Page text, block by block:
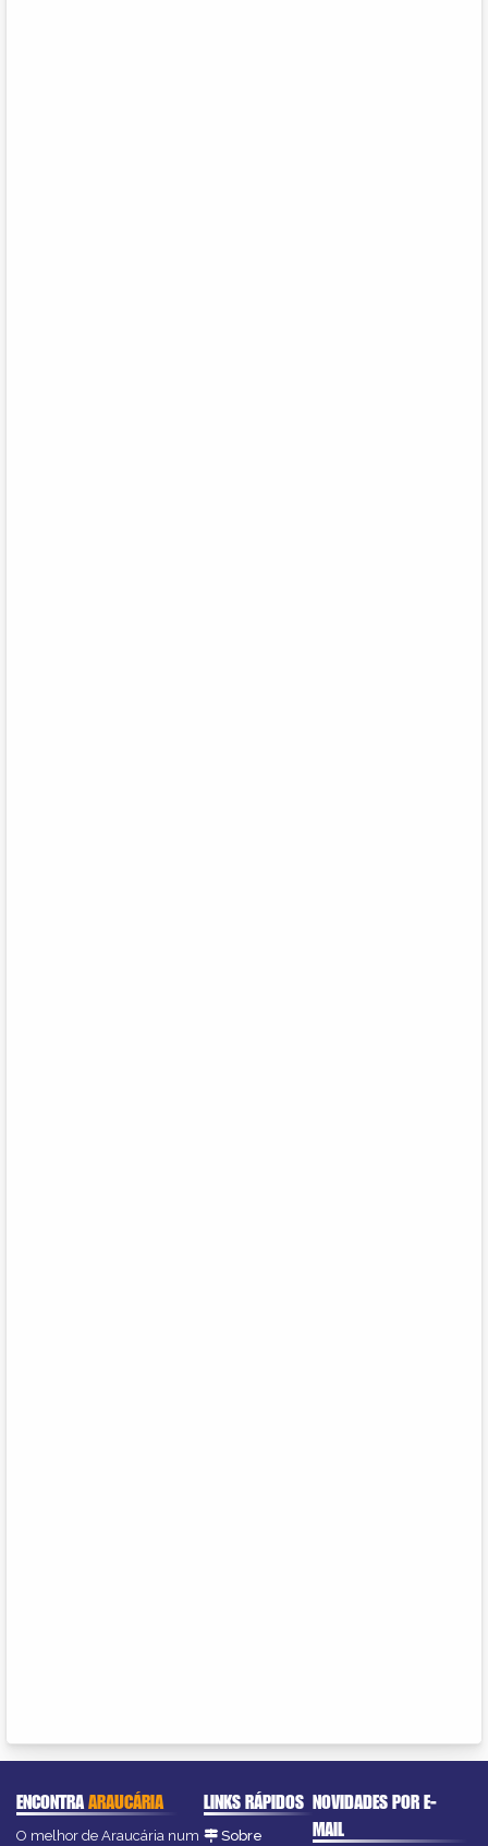
ENCONTRAARAUCÁRIA
O melhor de Araucária num
LINKS RÁPIDOS
Sobre
NOVIDADES POR E-
MAIL